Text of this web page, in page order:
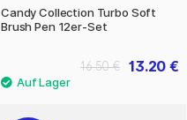
Candy Collection Turbo Soft
Brush Pen 12er-Set
13.20 €
16.50 €